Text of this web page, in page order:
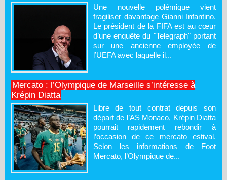
Une nouvelle polémique vient
fragiliser davantage Gianni Infantino.
Le président de la FIFA est au cœur
d’une enquête du "Telegraph" portant
sur une ancienne employée de
l’UEFA avec laquelle il...
Mercato : l’Olympique de Marseille s’intéresse à
Krépin Diatta
Libre de tout contrat depuis son
départ de l’AS Monaco, Krépin Diatta
pourrait rapidement rebondir à
l’occasion de ce mercato estival.
Selon les informations de Foot
Mercato, l’Olympique de...